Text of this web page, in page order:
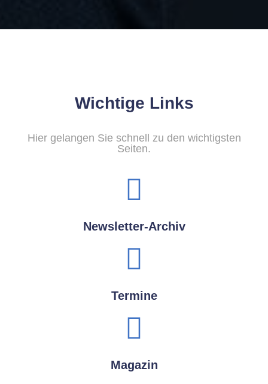
Wichtige Links
Hier gelangen Sie schnell zu den wichtigsten
Seiten.
Newsletter-Archiv
Termine
Magazin